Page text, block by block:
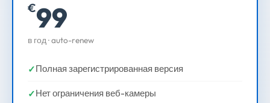
€99
в год · auto-renew
Полная зарегистрированная версия
Нет ограничения веб-камеры